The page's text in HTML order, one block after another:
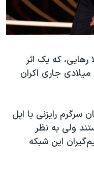
رهایی، که یک اثر
جاری اکران
سرگرم رایزنی با اپل
ولی به نظر
این شبکه